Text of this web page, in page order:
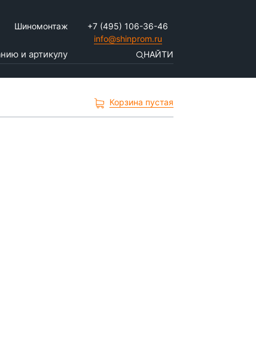
Шиномонтаж
+7 (495) 106-36-46
info@shinprom.ru
НАЙТИ
Корзина пустая